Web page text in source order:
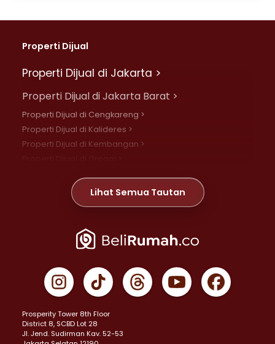
Properti Dijual
Properti Dijual di Jakarta >
Properti Dijual di Jakarta Barat >
Properti Dijual di Cengkareng >
Properti Dijual di Kalideres >
Properti Dijual di Kembangan >
Properti Dijual di Meruya >
Properti Dijual di Jelambar >
Properti Dijual di Jakarta Pusat >
Properti Dijual di Gambir >
Properti Dijual di Johar Baru >
Properti Dijual di Menteng >
Properti Dijual di Senen >
Lihat Semua Tautan
Prosperity Tower 8th Floor
District 8, SCBD Lot 28
JI. Jend. Sudirman Kav. 52-53